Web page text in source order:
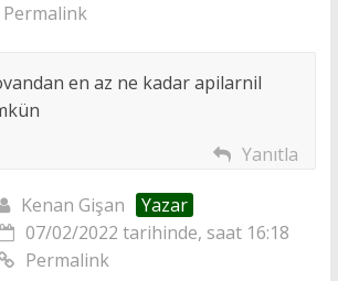
Permalink
en az ne kadar apilarnil
Yanıtla
Kenan Gişan
Yazar
07/02/2022 tarihinde, saat 16:18
Permalink